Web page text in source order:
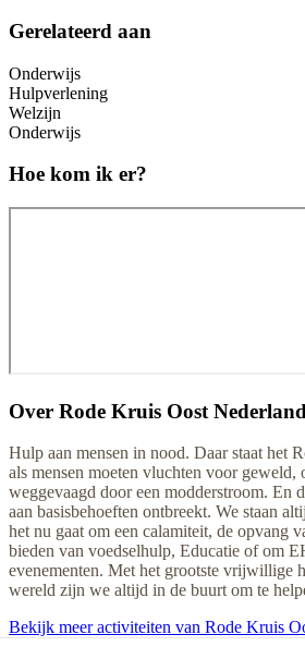
Gerelateerd aan
Onderwijs
Hulpverlening
Welzijn
Onderwijs
Hoe kom ik er?
Over Rode Kruis Oost Nederland
Hulp aan mensen in nood. Daar staat het
als mensen moeten vluchten voor geweld,
weggevaagd door een modderstroom. En
aan basisbehoeften ontbreekt. We staan
het nu gaat om een calamiteit, de opvang
bieden van voedselhulp, Educatie of om
evenementen. Met het grootste vrijwillige
wereld zijn we altijd in de buurt om te
Bekijk meer activiteiten van Rode Kruis